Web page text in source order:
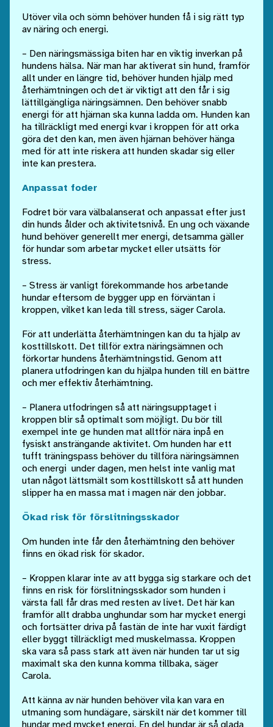
Utöver vila och sömn behöver hunden få i sig rätt typ
av näring och energi.
– Den näringsmässiga biten har en viktig inverkan på
hundens hälsa. När man har aktiverat sin hund, framför
allt under en längre tid, behöver hunden hjälp med
återhämtningen och det är viktigt att den får i sig
lättillgängliga näringsämnen. Den behöver snabb
energi för att hjärnan ska kunna ladda om. Hunden kan
ha tillräckligt med energi kvar i kroppen för att orka
göra det den kan, men även hjärnan behöver hänga
med för att inte riskera att hunden skadar sig eller
inte kan prestera.
Anpassat foder
Fodret bör vara välbalanserat och anpassat efter just
din hunds ålder och aktivitetsnivå. En ung och växande
hund behöver generellt mer energi, detsamma gäller
för hundar som arbetar mycket eller utsätts för
stress.
– Stress är vanligt förekommande hos arbetande
hundar eftersom de bygger upp en förväntan i
kroppen, vilket kan leda till stress, säger Carola.
För att underlätta återhämtningen kan du ta hjälp av
kosttillskott. Det tillför extra näringsämnen och
förkortar hundens återhämtningstid. Genom att
planera utfodringen kan du hjälpa hunden till en bättre
och mer effektiv återhämtning.
– Planera utfodringen så att näringsupptaget i
kroppen blir så optimalt som möjligt. Du bör till
exempel inte ge hunden mat alltför nära inpå en
fysiskt ansträngande aktivitet. Om hunden har ett
tufft träningspass behöver du tillföra näringsämnen
och energi under dagen, men helst inte vanlig mat
utan något lättsmält som kosttillskott så att hunden
slipper ha en massa mat i magen när den jobbar.
Ökad risk för förslitningsskador
Om hunden inte får den återhämtning den behöver
finns en ökad risk för skador.
– Kroppen klarar inte av att bygga sig starkare och det
finns en risk för förslitningsskador som hunden i
värsta fall får dras med resten av livet. Det här kan
framför allt drabba unghundar som har mycket energi
och fortsätter driva på fastän de inte har vuxit färdigt
eller byggt tillräckligt med muskelmassa. Kroppen
ska vara så pass stark att även när hunden tar ut sig
maximalt ska den kunna komma tillbaka, säger
Carola.
Att känna av när hunden behöver vila kan vara en
utmaning som hundägare, särskilt när det kommer till
hundar med mycket energi. En del hundar är så glada